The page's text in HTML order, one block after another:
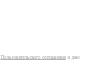
Пользовательского соглашения и даю